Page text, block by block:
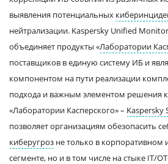
выявления потенциальных
нейтрализации. Kaspersky Unified
объединяет продукты «Лаборатории
поставщиков в единую систему ИБ и
компонентом на пути реализации
подхода и важным элементом решения
«Лаборатории Касперского» – Kaspersky
позволяет организациям обезопасить
киберугроз не только в корпоративном
сегменте, но и в том числе на стыке IT/